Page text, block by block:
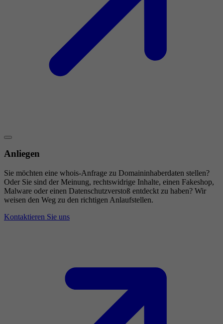
Anliegen
Sie möchten eine whois-Anfrage zu Domaininhaberdaten stellen?
Oder Sie sind der Meinung, rechtswidrige Inhalte, einen Fakeshop,
Malware oder einen Datenschutzverstoß entdeckt zu haben? Wir
weisen den Weg zu den richtigen Anlaufstellen.
Kontaktieren Sie uns